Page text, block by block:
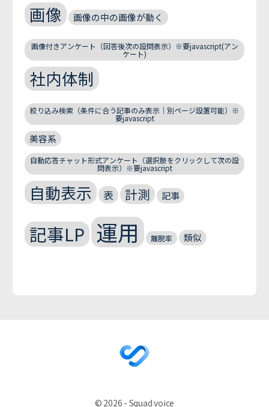
画像 画像の中の画像が動く
画像付きアンケート（回答後次の設問表示）※要javascript(アン
ケート)
社内体制
絞り込み検索（条件に合う記事のみ表示｜別ページ設置可能）※
要javascript
美容系
自動応答チャット形式アンケート（選択肢をクリックして次の設
問表示）※要javascript
自動表示 表 計測 記事
記事LP 運用 離脱率 類似
© 2026 - Squad voice